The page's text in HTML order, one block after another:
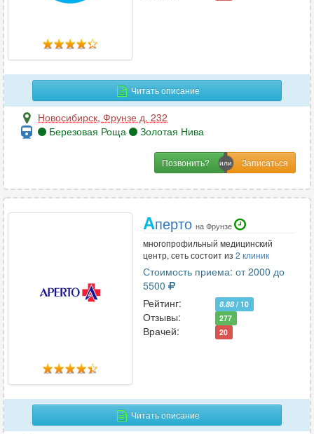
Читать описание
Новосибирск, Фрунзе д. 232
Березовая Роща
Золотая Нива
Позвонить?
Аперто на Фрунзе
многопрофильный медицинский
центр, сеть состоит из 2 клиник
Стоимость приема: от 2000 до
5500
Рейтинг:
8.88 / 10
Отзывы: 277
Врачей: 20
Читать описание